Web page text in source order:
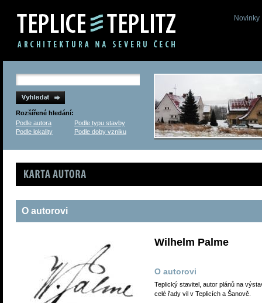
Novinky
Rozšířené hledání:
Podle autora
Podle typu stavby
Podle lokality
Podle doby vzniku
Karta autora
O autorovi
Wilhelm Palme
O autorovi
Teplický stavitel, autor plánů na
celé řady vil v Teplicích a Šanově.